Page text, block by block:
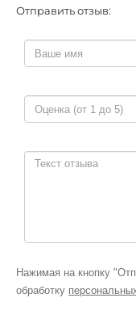
Отправить отзыв:
Нажимая на кнопку
обработку